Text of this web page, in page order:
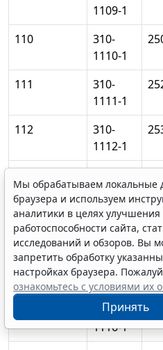
1109-1
110
310-
1110-1
111
310-
1111-1
112
310-
1112-1
1113-1
114
310-
1114-1
115
310-
1115-1
310-
1116-1
Мы обрабатываем локальные
браузера и используем
аналитики в целях
работоспособности сайта,
исследований и обзоров. Вы
запретить обработку
настройках браузера.
ознакомьтесь с условиями их
Принять